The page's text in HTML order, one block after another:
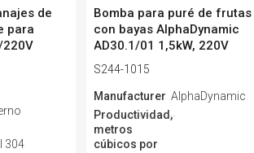
de
para
220V
304
Bomba para puré de frutas
con bayas AlphaDynamic
AD30.1/01 1,5kW, 220V
Impulsor
S244-1015
ManufactureroAlphaDynamic
Productividad,
metros
cúbicos por